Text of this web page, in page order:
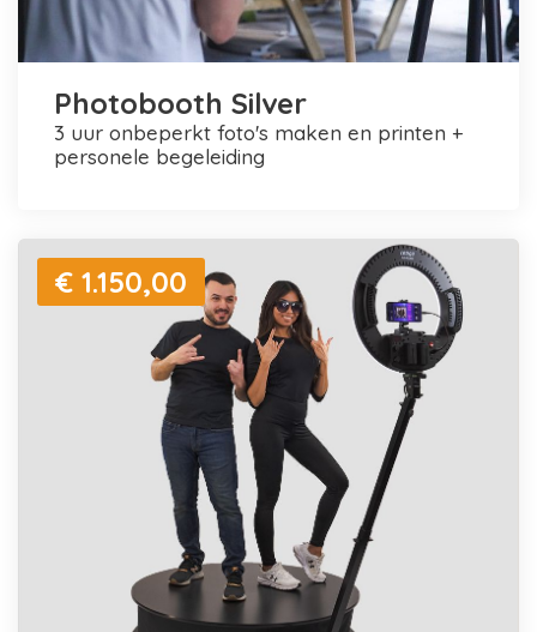
Photobooth Silver
3 uur onbeperkt foto's maken en printen +
personele begeleiding
€ 1.150,00